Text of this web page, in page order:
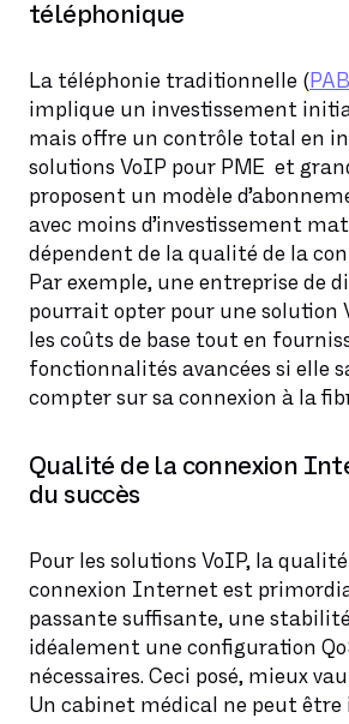
téléphonique
La téléphonie traditionnelle (
implique un investissement
mais offre un contrôle total en
solutions VoIP pour PME et
proposent un modèle
avec moins d’investissement
dépendent de la qualité de la
Par exemple, une entreprise de
pourrait opter pour une solution
les coûts de base tout en
fonctionnalités avancées si elle
compter sur sa connexion à la
Qualité de la connexion
du succès
Pour les solutions VoIP, la
connexion Internet est
passante suffisante, une
idéalement une configuration
nécessaires. Ceci posé, mieux
Un cabinet médical ne peut être